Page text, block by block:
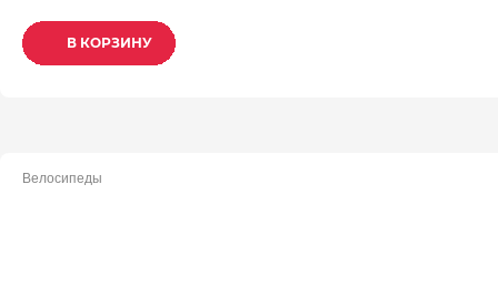
В КОРЗИНУ
В КОРЗИНУ
В КОРЗИНУ
Велосипеды